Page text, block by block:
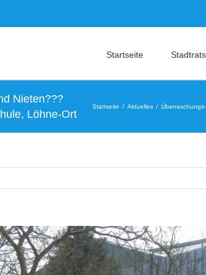
Startseite
Nieten???
Löhne-Ort
Startseite Aktuelles